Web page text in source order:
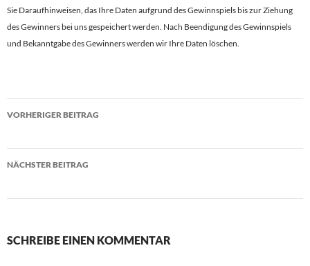
Sie Daraufhinweisen, das Ihre Daten aufgrund des Gewinnspiels bis zur Ziehung
des Gewinners bei uns gespeichert werden. Nach Beendigung des Gewinnspiels
und Bekanntgabe des Gewinners werden wir Ihre Daten löschen.
VORHERIGER BEITRAG
NÄCHSTER BEITRAG
SCHREIBE EINEN KOMMENTAR